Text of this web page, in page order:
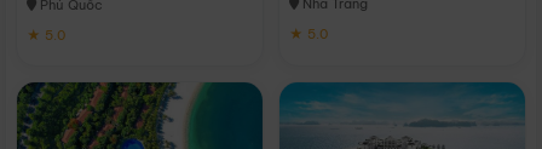
Phú Quốc
★ 5.0
Nha Trang
★ 5.0